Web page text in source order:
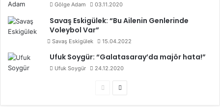
Gölge Adam 03.11.2020
Savaş Eskigülek: “Bu Ailenin Genlerinde
Voleybol Var”
Savaş Eskigülek 15.04.2022
Ufuk Soygür: “Galatasaray’da majör hata!”
Ufuk Soygür 24.12.2020